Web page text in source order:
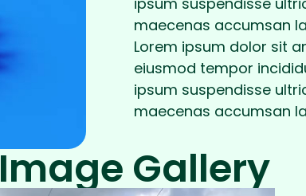
maecenas accumsan
Lorem ipsum dolor sit
eiusmod tempor
ipsum suspendisse
maecenas accumsan
Image Gallery